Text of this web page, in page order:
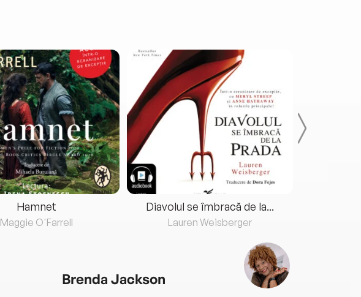
Hamnet
Maggie O'Farrell
Diavolul se îmbracă de la...
Lauren Weisberger
Brenda Jackson